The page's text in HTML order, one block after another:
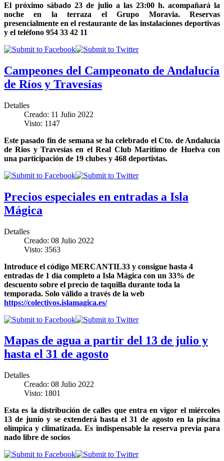
El próximo sábado 23 de julio a las 23:00 h. acompañará la
noche en la terraza el Grupo Moravia. Reservas
presencialmente en el restaurante de las instalaciones deportivas
y el teléfono 954 33 42 11
Campeones del Campeonato de Andalucía
de Ríos y Travesías
Detalles
Creado: 11 Julio 2022
Visto: 1147
Este pasado fin de semana se ha celebrado el Cto. de Andalucía
de Rios y Travesías en el Real Club Marítimo de Huelva con
una participación de 19 clubes y 468 deportistas.
Precios especiales en entradas a Isla
Mágica
Detalles
Creado: 08 Julio 2022
Visto: 3563
Introduce el código MERCANTIL33 y consigue hasta 4
entradas de 1 día completo a Isla Mágica con un 33% de
descuento sobre el precio de taquilla durante toda la
temporada. Solo válido a través de la web
https://colectivos.islamagica.es/
Mapas de agua a partir del 13 de julio y
hasta el 31 de agosto
Detalles
Creado: 08 Julio 2022
Visto: 1801
Esta es la distribución de calles que entra en vigor el miércoles
13 de junio y se extenderá hasta el 31 de agosto en la piscina
olímpica y climatizada. Es indispensable la reserva previa para
nado libre de socios